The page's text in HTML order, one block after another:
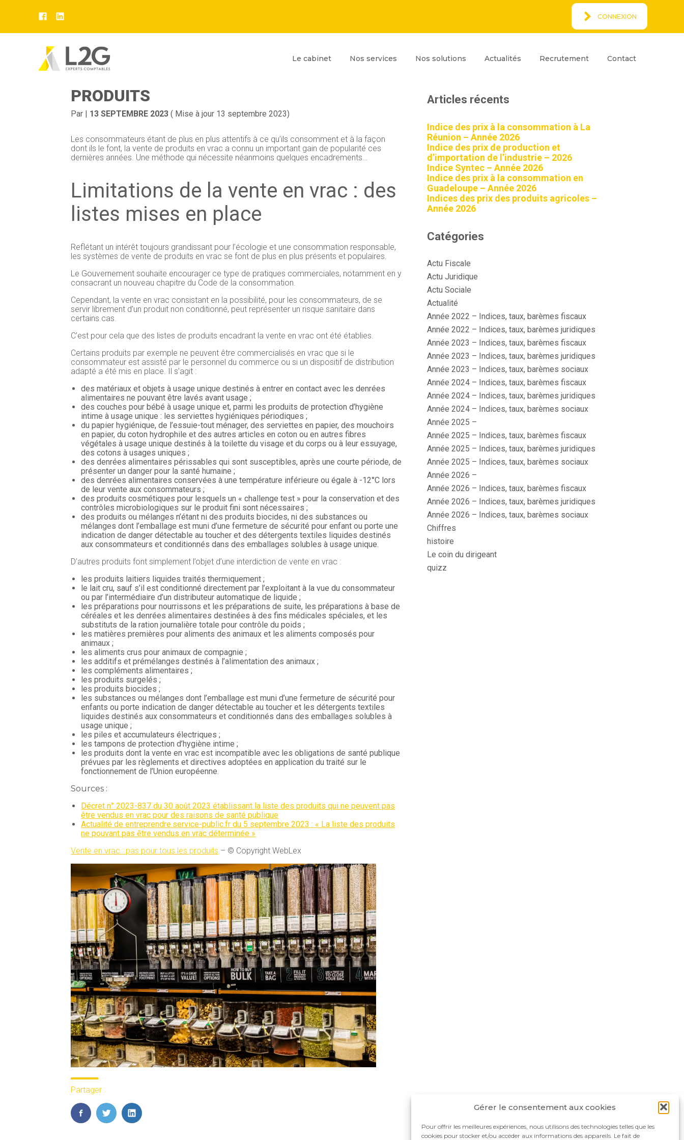
Gérer le consentement aux cookies
Pour offrir les meilleures expériences, nous utilisons des technologies telles que les
cookies pour stocker et/ou accéder aux informations des appareils. Le fait de
CONNEXION
Aller
au
Le cabinet Nos services Nos solutions Actualités Recrutement Contact
PRODUITS
Par | 13 SEPTEMBRE 2023 ( Mise à jour 13 septembre 2023)
Les consommateurs étant de plus en plus attentifs à ce qu’ils consomment et à la façon
dont ils le font, la vente de produits en vrac a connu un important gain de popularité ces
dernières années. Une méthode qui nécessite néanmoins quelques encadrements…
Limitations de la vente en vrac : des
listes mises en place
Reflétant un intérêt toujours grandissant pour l’écologie et une consommation responsable,
les systèmes de vente de produits en vrac se font de plus en plus présents et populaires.
Le Gouvernement souhaite encourager ce type de pratiques commerciales, notamment en y
consacrant un nouveau chapitre du Code de la consommation.
Cependant, la vente en vrac consistant en la possibilité, pour les consommateurs, de se
servir librement d’un produit non conditionné, peut représenter un risque sanitaire dans
certains cas.
C’est pour cela que des listes de produits encadrant la vente en vrac ont été établies.
Certains produits par exemple ne peuvent être commercialisés en vrac que si le
consommateur est assisté par le personnel du commerce ou si un dispositif de distribution
adapté a été mis en place. Il s’agit :
des matériaux et objets à usage unique destinés à entrer en contact avec les denrées
alimentaires ne pouvant être lavés avant usage ;
des couches pour bébé à usage unique et, parmi les produits de protection d’hygiène
intime à usage unique : les serviettes hygiéniques périodiques ;
du papier hygiénique, de l’essuie-tout ménager, des serviettes en papier, des mouchoirs
en papier, du coton hydrophile et des autres articles en coton ou en autres fibres
végétales à usage unique destinés à la toilette du visage et du corps ou à leur essuyage,
des cotons à usages uniques ;
des denrées alimentaires périssables qui sont susceptibles, après une courte période, de
présenter un danger pour la santé humaine ;
des denrées alimentaires conservées à une température inférieure ou égale à -12°C lors
de leur vente aux consommateurs ;
des produits cosmétiques pour lesquels un « challenge test » pour la conservation et des
contrôles microbiologiques sur le produit fini sont nécessaires ;
des produits ou mélanges n’étant ni des produits biocides, ni des substances ou
mélanges dont l’emballage est muni d’une fermeture de sécurité pour enfant ou porte une
indication de danger détectable au toucher et des détergents textiles liquides destinés
aux consommateurs et conditionnés dans des emballages solubles à usage unique.
D’autres produits font simplement l’objet d’une interdiction de vente en vrac :
les produits laitiers liquides traités thermiquement ;
le lait cru, sauf s’il est conditionné directement par l’exploitant à la vue du consommateur
ou par l’intermédiaire d’un distributeur automatique de liquide ;
les préparations pour nourrissons et les préparations de suite, les préparations à base de
céréales et les denrées alimentaires destinées à des fins médicales spéciales, et les
substituts de la ration journalière totale pour contrôle du poids ;
les matières premières pour aliments des animaux et les aliments composés pour
animaux ;
les aliments crus pour animaux de compagnie ;
les additifs et prémélanges destinés à l’alimentation des animaux ;
les compléments alimentaires ;
les produits surgelés ;
les produits biocides ;
les substances ou mélanges dont l’emballage est muni d’une fermeture de sécurité pour
enfants ou porte indication de danger détectable au toucher et les détergents textiles
liquides destinés aux consommateurs et conditionnés dans des emballages solubles à
usage unique ;
les piles et accumulateurs électriques ;
les tampons de protection d’hygiène intime ;
les produits dont la vente en vrac est incompatible avec les obligations de santé publique
prévues par les règlements et directives adoptées en application du traité sur le
fonctionnement de l’Union européenne.
Sources :
Décret n° 2023-837 du 30 août 2023 établissant la liste des produits qui ne peuvent pas
être vendus en vrac pour des raisons de santé publique
Actualité de entreprendre.service-public.fr du 5 septembre 2023 : « La liste des produits
ne pouvant pas être vendus en vrac déterminée »
Vente en vrac : pas pour tous les produits – © Copyright WebLex
Partager :
FaceBook
TwitterLinkedIn
Blog
Rechercher
Articles récents
Indice des prix à la consommation à La
Réunion – Année 2026
Indice des prix de production et
d’importation de l’industrie – 2026
Indice Syntec – Année 2026
Indice des prix à la consommation en
Guadeloupe – Année 2026
Indices des prix des produits agricoles –
Année 2026
Catégories
Actu Fiscale
Actu Juridique
Actu Sociale
Actualité
Année 2022 – Indices, taux, barèmes fiscaux
Année 2022 – Indices, taux, barèmes juridiques
Année 2023 – Indices, taux, barèmes fiscaux
Année 2023 – Indices, taux, barèmes juridiques
Année 2023 – Indices, taux, barèmes sociaux
Année 2024 – Indices, taux, barèmes fiscaux
Année 2024 – Indices, taux, barèmes juridiques
Année 2024 – Indices, taux, barèmes sociaux
Année 2025 –
Année 2025 – Indices, taux, barèmes fiscaux
Année 2025 – Indices, taux, barèmes juridiques
Année 2025 – Indices, taux, barèmes sociaux
Année 2026 –
Année 2026 – Indices, taux, barèmes fiscaux
Année 2026 – Indices, taux, barèmes juridiques
Année 2026 – Indices, taux, barèmes sociaux
Chiffres
histoire
Le coin du dirigeant
quizz